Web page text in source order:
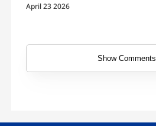
April 23 2026
Show